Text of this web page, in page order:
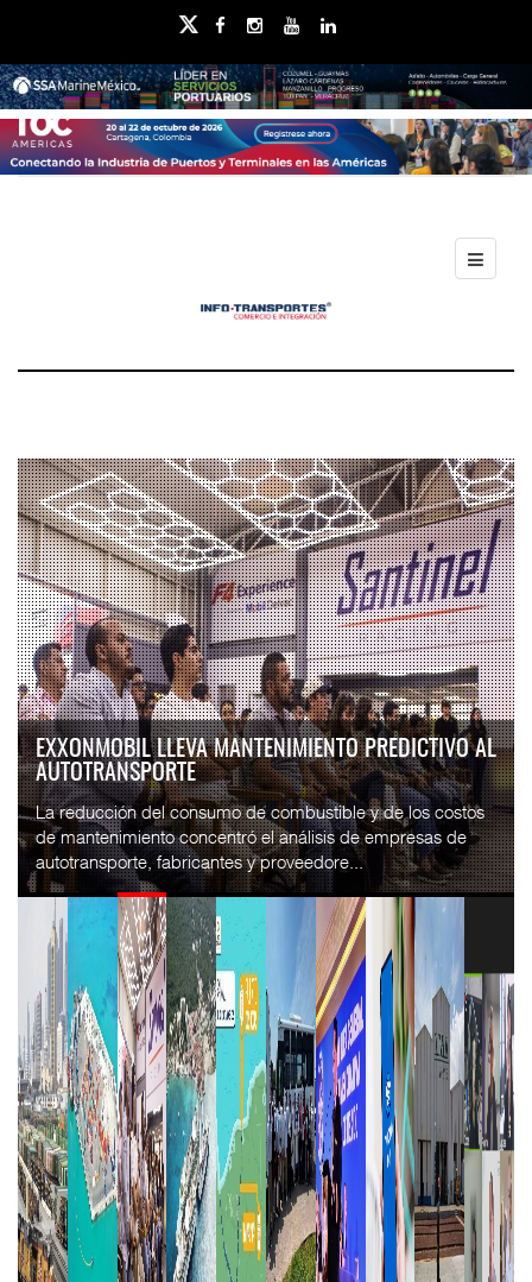
CRUCEROS CRECEN EN CARIBE MIENTRAS BAJAN
FERRYS Y TRÁFICO AÉ...
COZUMEL, Méx. — El arribo de pasajeros en cruceros a la
turística Isla de Cozumel aumentó 9.8% durante el primer
semestre de 2026 frente al mismo peri...